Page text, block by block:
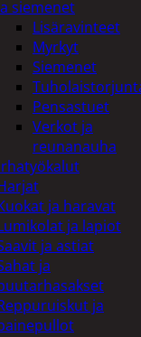
siemenet
Lisäravinteet
Myrkyt
Siemenet
Pensastuet
Verkot ja
reunanauha
ja haravat
ja lapiot
ja astiat
ja
ja